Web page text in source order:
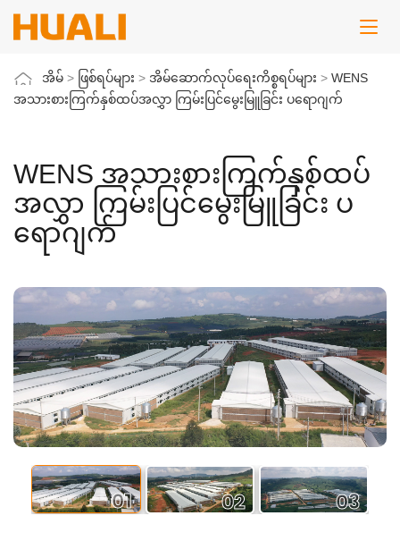
အိမ် > ဖြစ်ရပ်များ > အိမ်ဆောက်လုပ်ရေးကိစ္စရပ်များ > WENS
အသားစားကြက်နှစ်ထပ်အလွှာ ကြမ်းပြင်မွေးမြူခြင်း ပရောဂျက်
WENS အသားစားကြက်နှစ်ထပ်
အလွှာ ကြမ်းပြင်မွေးမြူခြင်း ပ
ရောဂျက်
01 02 03